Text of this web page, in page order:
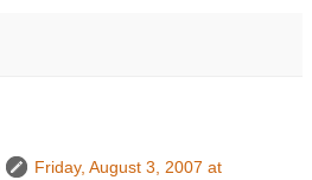
Friday, August 3, 2007 at